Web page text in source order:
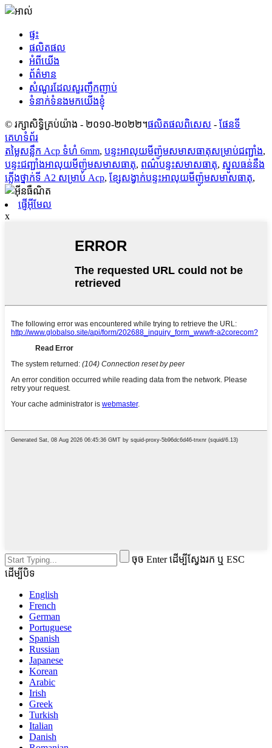
ផ្ទះ
ផលិតផល
អំពីយើង
ព័ត៌មាន
សំណួរដែលសួរញឹកញាប់
ទំនាក់ទំនងមកយើងខ្ញុំ
© រក្សាសិទ្ធិគ្រប់យ៉ាង - ២០១០-២០២២។ផលិតផលពិសេស - ផែនទី
គេហទំព័រ
តម្លៃសន្លឹក Acp ទំហំ 6mm, បន្ទះអាលុយមីញ៉ូមសមាសធាតុសម្រាប់ជញ្ជាំង,
បន្ទះជញ្ជាំងអាលុយមីញ៉ូមសមាសធាតុ, ពណ៌បន្ទះសមាសធាតុ, ស្នូលធន់នឹង
ភ្លើងថ្នាក់ទី A2 សម្រាប់ Acp, ខ្សែសង្វាក់បន្ទះអាលុយមីញ៉ូមសមាសធាតុ,
ផ្ញើអ៊ីមែល
x
ចុច Enter ដើម្បីស្វែងរក ឬ ESC
ដើម្បីបិទ
English
French
German
Portuguese
Spanish
Russian
Japanese
Korean
Arabic
Irish
Greek
Turkish
Italian
Danish